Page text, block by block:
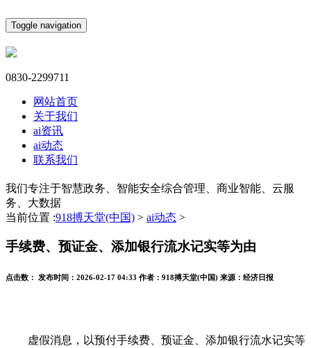
Toggle navigation
0830-2299711
网站首页
关于我们
ai资讯
ai动态
联系我们
我们专注于智慧政务、智能安全综合管理、商业智能、云服
务、大数据
当前位置 :918搏天堂(中国) > ai动态 >
手续费、预证金、添加银行流水记实等为由
点击数： 发布时间： 2026-02-17 04:33 作者： 918搏天堂(中国) 来源： 经济日报
虚假消息，以预付手续费、预证金、添加银行流水记实等